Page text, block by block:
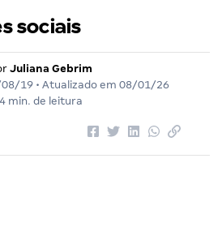
sociais
Juliana Gebrim
19 • Atualizado em 08/01/26
4 min. de leitura